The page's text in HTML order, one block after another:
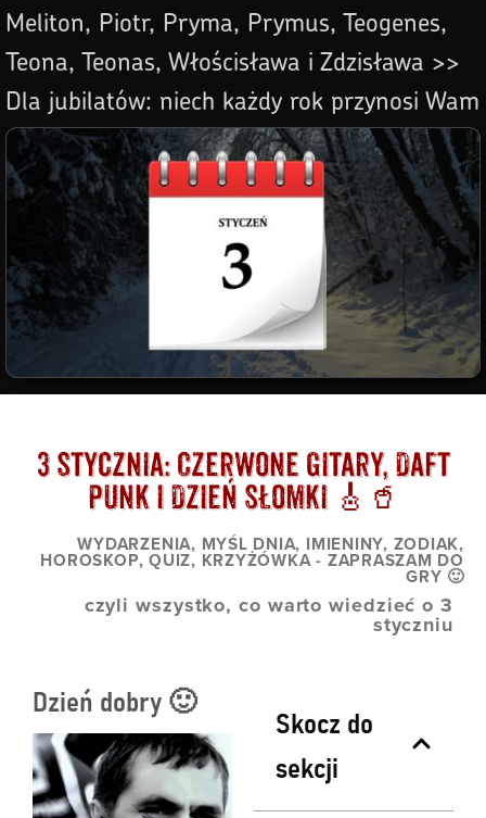
Meliton, Piotr, Pryma, Prymus, Teogenes,
Teona, Teonas, Włościsława i Zdzisława >>
Dla jubilatów: niech każdy rok przynosi Wam
tyle radości, ile gwiazd na niebie! 🌟🎉
3 stycznia: Czerwone Gitary, Daft
Punk i Dzień Słomki 🎸🥤
WYDARZENIA, MYŚL DNIA, IMIENINY, ZODIAK,
HOROSKOP, QUIZ, KRZYŻÓWKA - ZAPRASZAM DO
GRY 🙂
czyli wszystko, co warto wiedzieć o 3
styczniu
Dzień dobry 🙂
Skocz do
sekcji